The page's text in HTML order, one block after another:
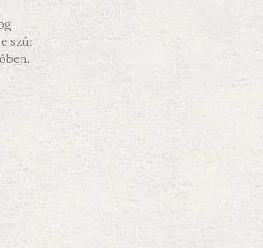
szúr